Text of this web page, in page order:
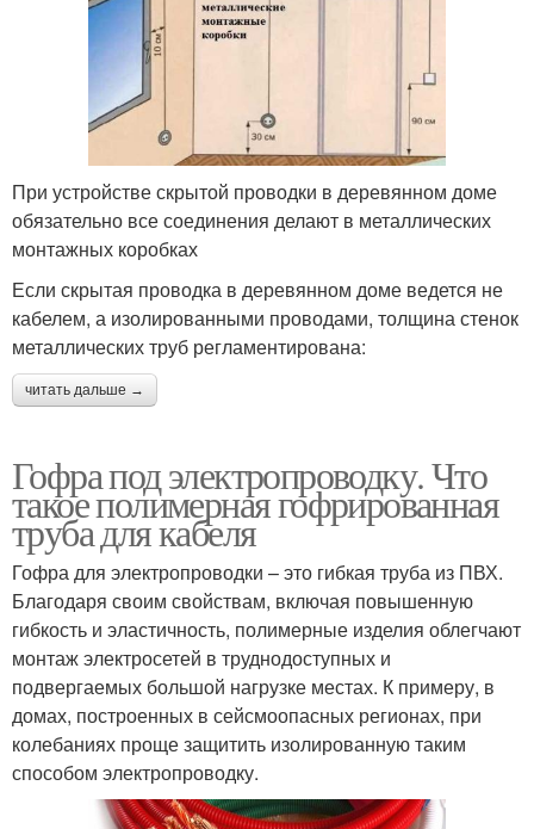
При устройстве скрытой проводки в деревянном доме
обязательно все соединения делают в металлических
монтажных коробках
Если скрытая проводка в деревянном доме ведется не
кабелем, а изолированными проводами, толщина стенок
металлических труб регламентирована:
читать дальше →
Гофра под электропроводку. Что
такое полимерная гофрированная
труба для кабеля
Гофра для электропроводки – это гибкая труба из ПВХ.
Благодаря своим свойствам, включая повышенную
гибкость и эластичность, полимерные изделия облегчают
монтаж электросетей в труднодоступных и
подвергаемых большой нагрузке местах. К примеру, в
домах, построенных в сейсмоопасных регионах, при
колебаниях проще защитить изолированную таким
способом электропроводку.